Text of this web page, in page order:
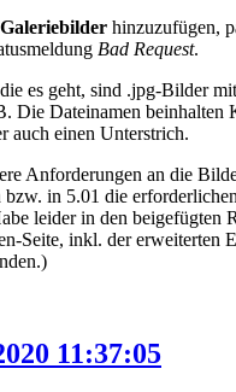
Galeriebilder hinzuzufügen,
Bad Request.
es geht, sind .jpg-Bilder
Die Dateinamen beinhalten
auch einen Unterstrich.
Anforderungen an die
bzw. in 5.01 die
leider in den beigefügten
Seite, inkl. der erweiterten
11:37:05